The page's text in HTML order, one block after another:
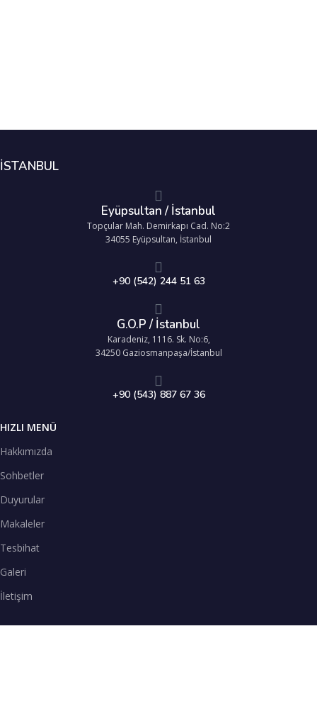
İSTANBUL
Eyüpsultan / İstanbul
Topçular Mah. Demirkapı Cad. No:2
34055 Eyüpsultan, İstanbul
+90 (542) 244 51 63
G.O.P / İstanbul
Karadeniz, 1116. Sk. No:6,
34250 Gaziosmanpaşa/İstanbul
+90 (543) 887 67 36
HIZLI MENÜ
Hakkımızda
Sohbetler
Duyurular
Makaleler
Tesbihat
Galeri
İletişim